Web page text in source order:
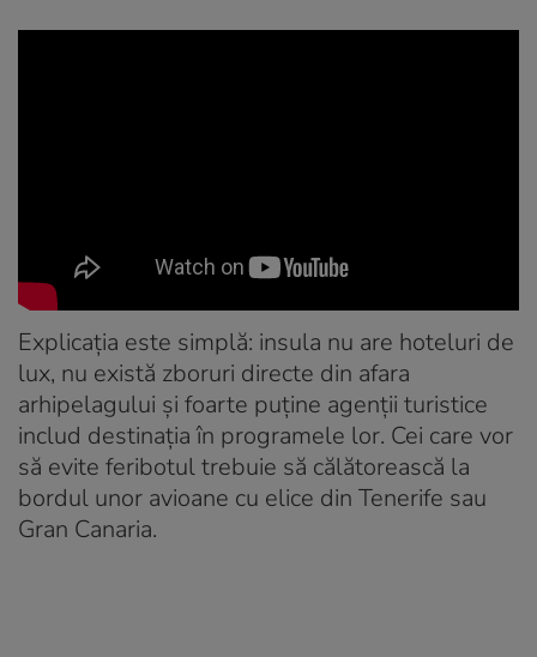
Explicația este simplă: insula nu are hoteluri de
lux, nu există zboruri directe din afara
arhipelagului și foarte puține agenții turistice
includ destinația în programele lor. Cei care vor
să evite feribotul trebuie să călătorească la
bordul unor avioane cu elice din Tenerife sau
Gran Canaria.